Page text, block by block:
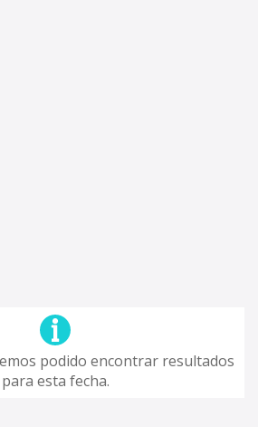
podido encontrar resultados
para esta fecha.